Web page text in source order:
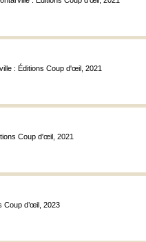
: Éditions Coup d'œil, 2021
Coup d'œil, 2021
Coup d’œil, 2023